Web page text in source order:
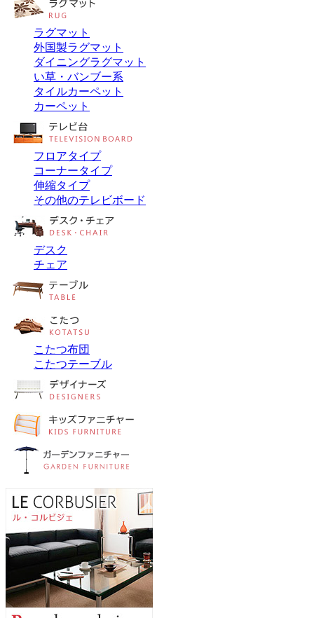
ラグマット
外国製ラグマット
ダイニングラグマット
い草・バンブー系
タイルカーペット
カーペット
フロアタイプ
コーナータイプ
伸縮タイプ
その他のテレビボード
デスク
チェア
こたつ布団
こたつテーブル